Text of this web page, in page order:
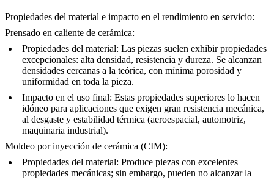
Propiedades del material e impacto en el rendimiento en servicio:
Prensado en caliente de cerámica:
Propiedades del material: Las piezas suelen exhibir propiedades
excepcionales: alta densidad, resistencia y dureza. Se alcanzan
densidades cercanas a la teórica, con mínima porosidad y
uniformidad en toda la pieza.
Impacto en el uso final: Estas propiedades superiores lo hacen
idóneo para aplicaciones que exigen gran resistencia mecánica,
al desgaste y estabilidad térmica (aeroespacial, automotriz,
maquinaria industrial).
Moldeo por inyección de cerámica (CIM):
Propiedades del material: Produce piezas con excelentes
propiedades mecánicas; sin embargo, pueden no alcanzar la